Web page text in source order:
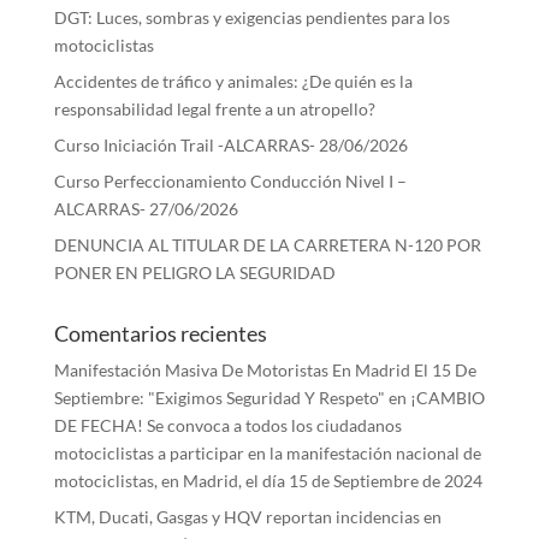
DGT: Luces, sombras y exigencias pendientes para los
motociclistas
Accidentes de tráfico y animales: ¿De quién es la
responsabilidad legal frente a un atropello?
Curso Iniciación Trail -ALCARRAS- 28/06/2026
Curso Perfeccionamiento Conducción Nivel I –
ALCARRAS- 27/06/2026
DENUNCIA AL TITULAR DE LA CARRETERA N-120 POR
PONER EN PELIGRO LA SEGURIDAD
Comentarios recientes
Manifestación Masiva De Motoristas En Madrid El 15 De
Septiembre: "Exigimos Seguridad Y Respeto" en ¡CAMBIO
DE FECHA! Se convoca a todos los ciudadanos
motociclistas a participar en la manifestación nacional de
motociclistas, en Madrid, el día 15 de Septiembre de 2024
KTM, Ducati, Gasgas y HQV reportan incidencias en